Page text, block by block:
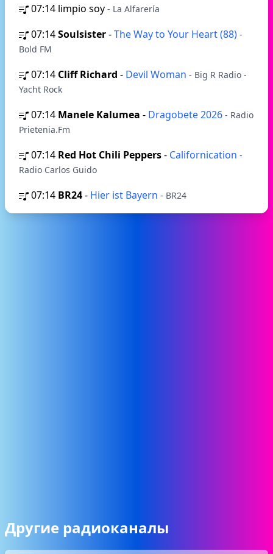
07:14 limpio soy - La Alfarería
07:14Soulsister-The Way to Your Heart (88) -
Bold FM
07:14 Cliff Richard - Devil Woman - Big R Radio -
Yacht Rock
07:14 Manele Kalumea - Dragobete 2026 - Radio
Prietenia.Fm
07:14 Red Hot Chili Peppers- Californication -
Radio Carlos Guido
07:14 BR24- Hier ist Bayern - BR24
Другие радиоканалы